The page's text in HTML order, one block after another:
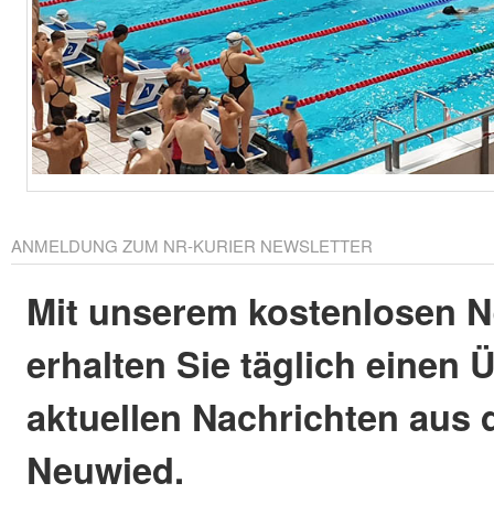
ANMELDUNG ZUM NR-KURIER NEWSLETTER
Mit unserem kostenlosen
erhalten Sie täglich einen
aktuellen Nachrichten aus
Neuwied.